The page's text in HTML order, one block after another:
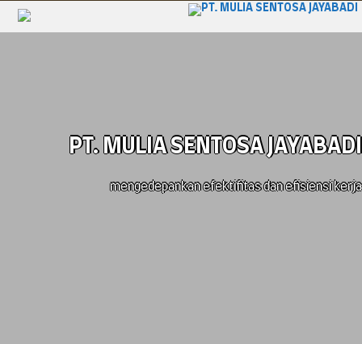
PT. MULIA SENTOSA JAYABADI
mengedepankan efektifitas dan efisiensi kerja